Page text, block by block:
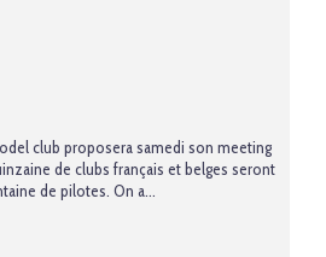
club proposera samedi son meeting
de clubs français et belges seront
de pilotes. On a...